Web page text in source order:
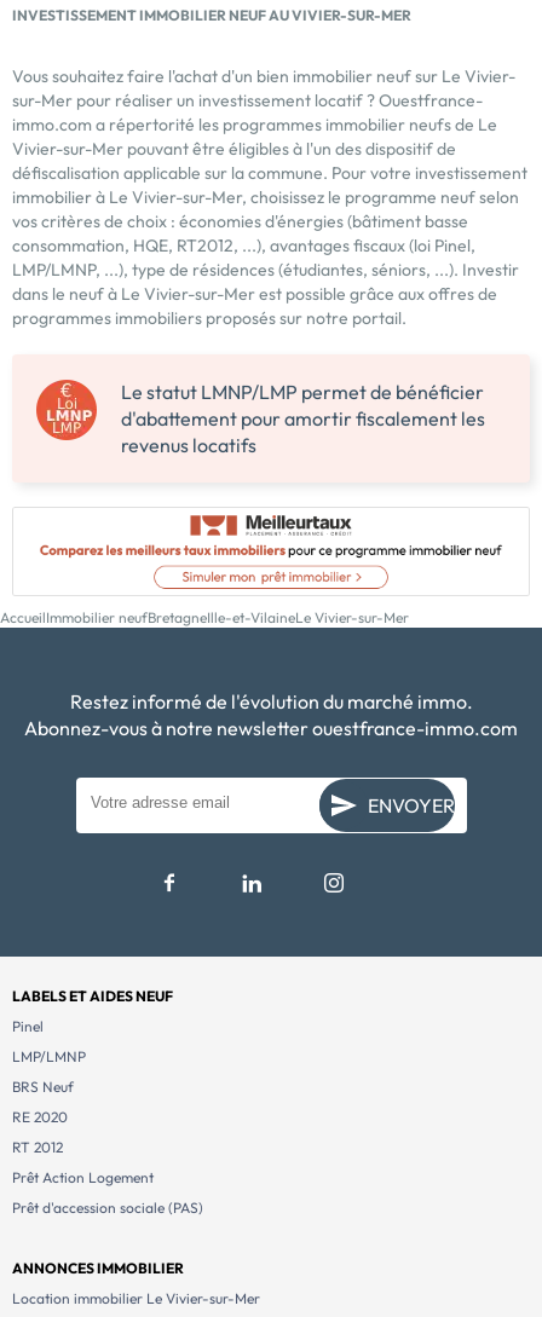
INVESTISSEMENT IMMOBILIER NEUF AU VIVIER-SUR-MER
Vous souhaitez faire l'achat d'un bien immobilier neuf sur Le Vivier-
sur-Mer pour réaliser un investissement locatif ? Ouestfrance-
immo.com a répertorité les programmes immobilier neufs de Le
Vivier-sur-Mer pouvant être éligibles à l'un des dispositif de
défiscalisation applicable sur la commune. Pour votre investissement
immobilier à Le Vivier-sur-Mer, choisissez le programme neuf selon
vos critères de choix : économies d'énergies (bâtiment basse
consommation, HQE, RT2012, ...), avantages fiscaux (loi Pinel,
LMP/LMNP, ...), type de résidences (étudiantes, séniors, ...). Investir
dans le neuf à Le Vivier-sur-Mer est possible grâce aux offres de
programmes immobiliers proposés sur notre portail.
Le statut LMNP/LMP permet de bénéficier
d'abattement pour amortir fiscalement les
revenus locatifs
AccueilImmobilier neufBretagneIlle-et-VilaineLe Vivier-sur-Mer
Restez informé de l'évolution du marché immo.
Abonnez-vous à notre newsletter ouestfrance-immo.com
ENVOYER
LABELS ET AIDES NEUF
Pinel
LMP/LMNP
BRS Neuf
RE 2020
RT 2012
Prêt Action Logement
Prêt d'accession sociale (PAS)
ANNONCES IMMOBILIER
Location immobilier Le Vivier-sur-Mer